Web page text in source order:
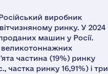
виробник
ринку. У 2024
машин у Росії.
великотоннажних
частина (19%) ринку
ринку 16,91%) і три